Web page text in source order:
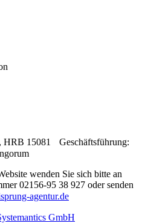
HRB 15081 Geschäftsführung:
wenden Sie sich bitte an
02156-95 38 927 oder senden
agentur.de
GmbH